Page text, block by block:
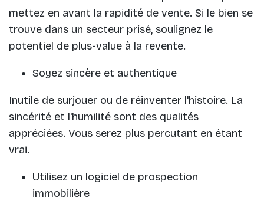
mettez en avant la rapidité de vente. Si le bien se
trouve dans un secteur prisé, soulignez le
potentiel de plus-value à la revente.
Soyez sincère et authentique
Inutile de surjouer ou de réinventer l'histoire. La
sincérité et l'humilité sont des qualités
appréciées. Vous serez plus percutant en étant
vrai.
Utilisez un logiciel de prospection
immobilière